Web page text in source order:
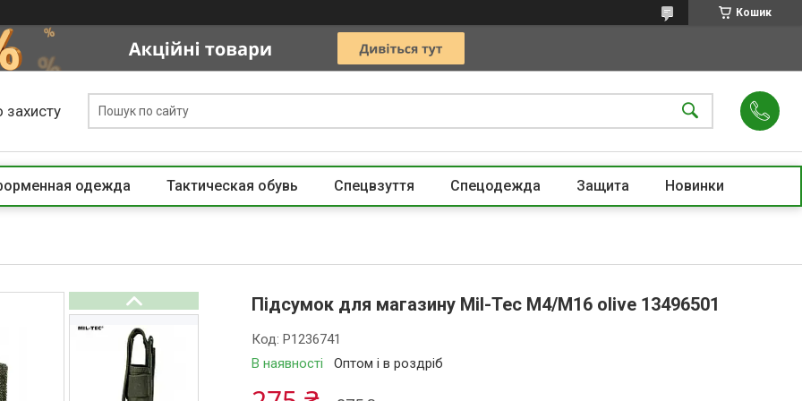
Кошик
одежда Тактическая обувь Спецвзуття Спецодежда Защита Новинки
Підсумок для магазину Mil-Tec M4/M16 olive 13496501
В наявності Оптом і в роздріб
Код:P1236741